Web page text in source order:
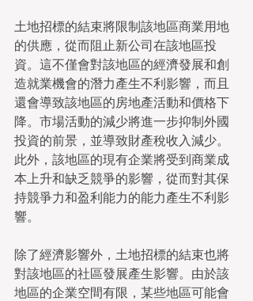
土地招標的結束將限制該地區商業用地
的供應，從而阻止新公司在該地區投
資。這不僅會對該地區的經濟發展和創
造就業機會的潛力產生不利影響，而且
還會導致該地區的房地產活動和價格下
降。市場活動的減少將進一步抑制外國
投資的前景，並導致財產稅收入減少。
此外，該地區的現有企業將受到商業成
本上升和缺乏競爭的影響，從而對其保
持競爭力和盈利能力的能力產生不利影
響。
除了經濟影響外，土地招標的結束也將
對該地區的社區發展產生影響。由於該
地區的企業空間有限，某些地區可能會